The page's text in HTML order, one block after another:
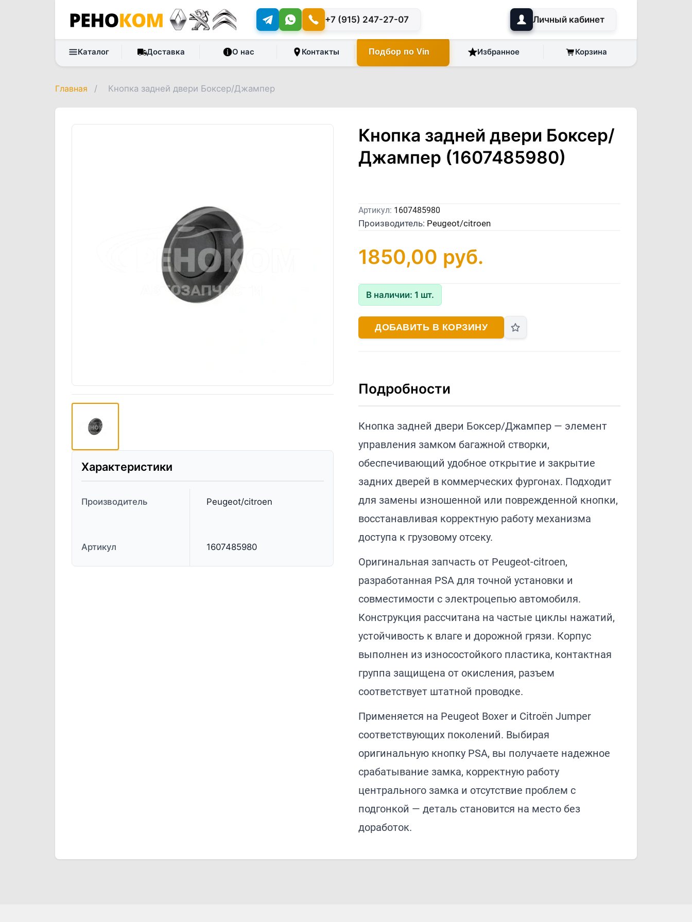
+7 (915) 247-27-07 Личный кабинет
Каталог Доставка О нас Контакты Подбор по Vin Избранное Корзина
Главная / Кнопка задней двери Боксер/Джампер
Характеристики
Производитель Peugeot/citroen
Артикул 1607485980
Кнопка задней двери Боксер/
Джампер (1607485980)
Артикул: 1607485980
Производитель: Peugeot/citroen
1850,00 руб.
В наличии: 1 шт.
ДОБАВИТЬ В КОРЗИНУ
Подробности
Кнопка задней двери Боксер/Джампер — элемент
управления замком багажной створки,
обеспечивающий удобное открытие и закрытие
задних дверей в коммерческих фургонах. Подходит
для замены изношенной или поврежденной кнопки,
восстанавливая корректную работу механизма
доступа к грузовому отсеку.
Оригинальная запчасть от Peugeot-citroen,
разработанная PSA для точной установки и
совместимости с электроцепью автомобиля.
Конструкция рассчитана на частые циклы нажатий,
устойчивость к влаге и дорожной грязи. Корпус
выполнен из износостойкого пластика, контактная
группа защищена от окисления, разъем
соответствует штатной проводке.
Применяется на Peugeot Boxer и Citroën Jumper
соответствующих поколений. Выбирая
оригинальную кнопку PSA, вы получаете надежное
срабатывание замка, корректную работу
центрального замка и отсутствие проблем с
подгонкой — деталь становится на место без
доработок.